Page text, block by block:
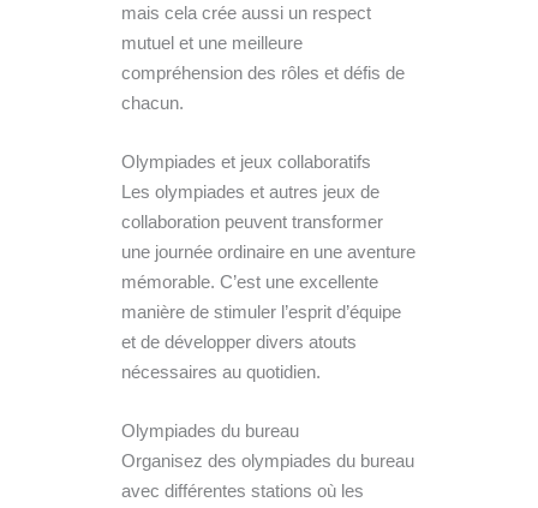
mais cela crée aussi un respect
mutuel et une meilleure
compréhension des rôles et défis de
chacun.
Olympiades et jeux collaboratifs
Les olympiades et autres jeux de
collaboration peuvent transformer
une journée ordinaire en une aventure
mémorable. C’est une excellente
manière de stimuler l’esprit d’équipe
et de développer divers atouts
nécessaires au quotidien.
Olympiades du bureau
Organisez des olympiades du bureau
avec différentes stations où les